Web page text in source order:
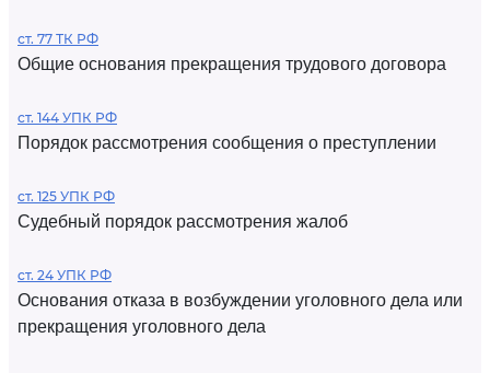
ст. 77 ТК РФ
Общие основания прекращения трудового договора
ст. 144 УПК РФ
Порядок рассмотрения сообщения о преступлении
ст. 125 УПК РФ
Судебный порядок рассмотрения жалоб
ст. 24 УПК РФ
Основания отказа в возбуждении уголовного дела или
прекращения уголовного дела